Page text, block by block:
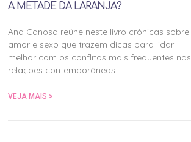
A METADE DA LARANJA?
Ana Canosa reúne neste livro crônicas sobre
amor e sexo que trazem dicas para lidar
melhor com os conflitos mais frequentes nas
relações contemporâneas.
VEJA MAIS >